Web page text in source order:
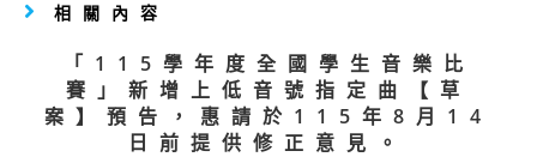
相關內容
「115學年度全國學生音樂比
賽」新增上低音號指定曲【草
案】預告，惠請於115年8月14
日前提供修正意見。